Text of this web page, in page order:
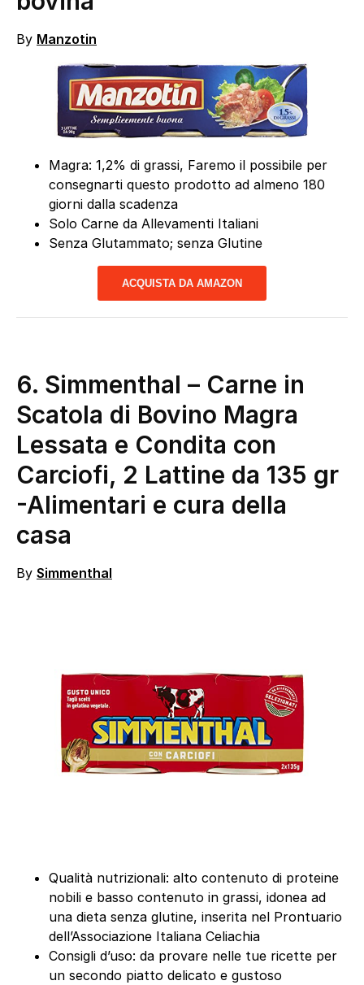
By Manzotin
Magra: 1,2% di grassi, Faremo il possibile per
consegnarti questo prodotto ad almeno 180
giorni dalla scadenza
Solo Carne da Allevamenti Italiani
Senza Glutammato; senza Glutine
ACQUISTA DA AMAZON
6. Simmenthal – Carne in
Scatola di Bovino Magra
Lessata e Condita con
Carciofi, 2 Lattine da 135 gr
-Alimentari e cura della
casa
By Simmenthal
Qualità nutrizionali: alto contenuto di proteine
nobili e basso contenuto in grassi, idonea ad
una dieta senza glutine, inserita nel Prontuario
dell’Associazione Italiana Celiachia
Consigli d’uso: da provare nelle tue ricette per
un secondo piatto delicato e gustoso